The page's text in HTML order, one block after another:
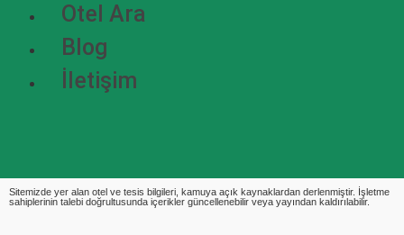
Otel Ara
Blog
İletişim
Sitemizde yer alan otel ve tesis bilgileri, kamuya açık kaynaklardan derlenmiştir. İşletme
sahiplerinin talebi doğrultusunda içerikler güncellenebilir veya yayından kaldırılabilir.